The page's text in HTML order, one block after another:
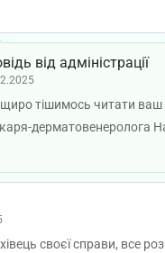
від адміністрації
тішимось читати ваш
дерматовенеролога
що ви залишились
Бажаємо вам міцного
своєї справи, все